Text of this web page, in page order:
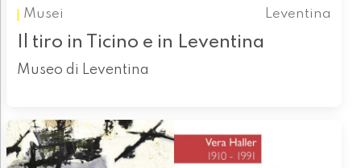
Musei
Leventina
Il tiro in Ticino e in Leventina
Museo di Leventina